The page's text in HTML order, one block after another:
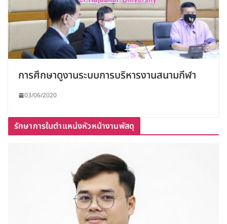
การศึกษาดูงานระบบการบริหารงานสนามกีฬา
03/06/2020
รักษาการในตำแหน่งหัวหน้างานพัสดุ